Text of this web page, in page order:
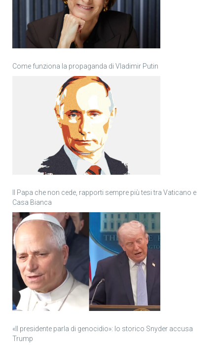
Come funziona la propaganda di Vladimir Putin
Il Papa che non cede, rapporti sempre più tesi tra Vaticano e
Casa Bianca
«Il presidente parla di genocidio»: lo storico Snyder accusa
Trump